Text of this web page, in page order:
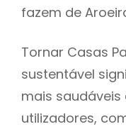
fazem de
Tornar Casas
sustentável
mais
utilizadores,